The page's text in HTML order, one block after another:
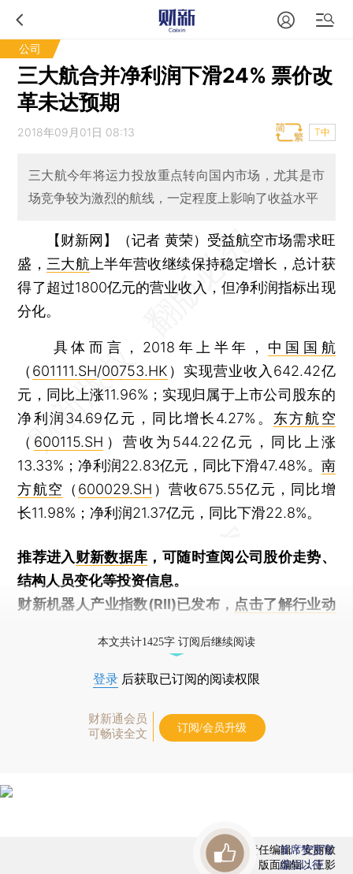
公司
三大航合并净利润下滑24% 票价改
革未达预期
2018年09月01日 08:13 T中
三大航今年将运力投放重点转向国内市场，尤其是市
场竞争较为激烈的航线，一定程度上影响了收益水平
【财新网】（记者 黄荣） 受益航空市场需求旺
盛， 三大航 上半年营收继续保持稳定增长，总计获
得了超过1800亿元的营业收入，但净利润指标出现
分化。
具体而言，2018年上半年， 中国国航
（ 601111.SH/00753.HK ）实现营业收入642.42亿
元，同比上涨11.96%；实现归属于上市公司股东的
净利润34.69亿元，同比增长4.27%。 东方航空
（ 600115.SH ）营收为544.22亿元，同比上涨
13.33%；净利润22.83亿元，同比下滑47.48%。 南
方航空 （ 600029.SH ）营收675.55亿元，同比增
长11.98%；净利润21.37亿元，同比下滑22.8%。
推荐进入财新数据库 ，可随时查阅公司股价走势、
结构人员变化等投资信息。
财新机器人产业指数(RII)已发布， 点击了解行业动
本文共计1425字 订阅后继续阅读
登录 后获取已订阅的阅读权限
财新通会员
可畅读全文
订阅/会员升级
责任编辑：安丽敏
版面编辑：王影
首席赞赏官
虚位以待